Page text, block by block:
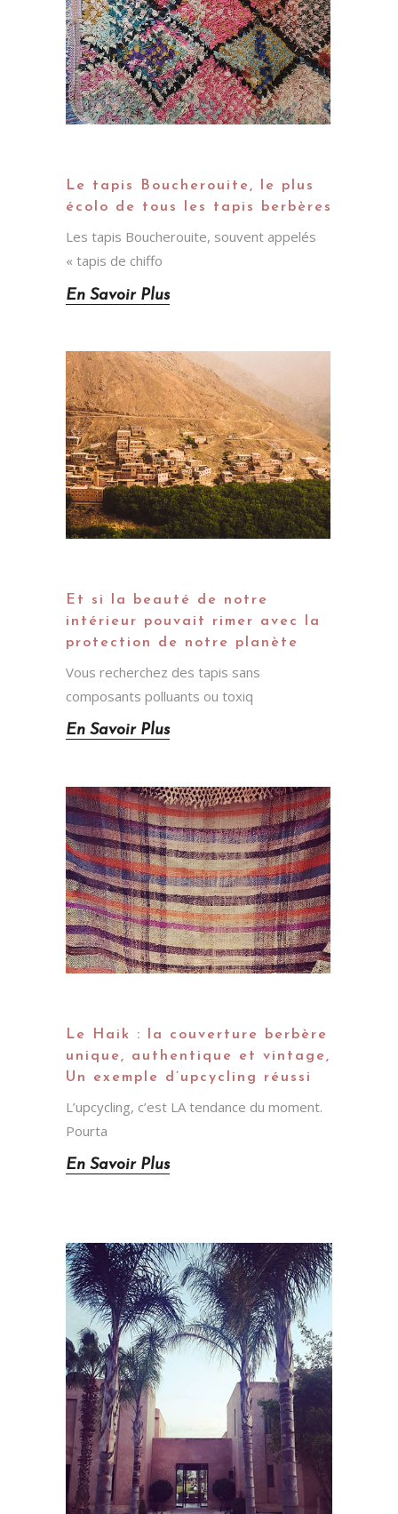
Le tapis Boucherouite, le plus
écolo de tous les tapis berbères
Les tapis Boucherouite, souvent appelés
« tapis de chiffo
En Savoir Plus
Et si la beauté de notre
intérieur pouvait rimer avec la
protection de notre planète
Vous recherchez des tapis sans
composants polluants ou toxiq
En Savoir Plus
Le Haik : la couverture berbère
unique, authentique et vintage,
Un exemple d’upcycling réussi
L’upcycling, c’est LA tendance du moment.
Pourta
En Savoir Plus